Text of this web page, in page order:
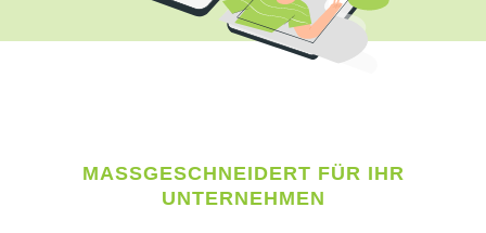
MASSGESCHNEIDERT FÜR IHR U
NTERNEHMEN